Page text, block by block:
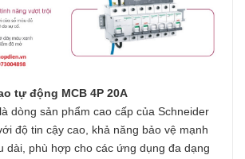
tự động MCB 4P 20A
là dòng sản phẩm cao cấp của Schneider
độ tin cậy cao, khả năng bảo vệ mạnh
dài, phù hợp cho các ứng dụng đa dạng